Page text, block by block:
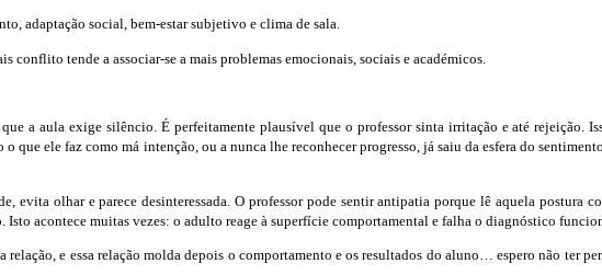
adaptação social, bem-estar subjetivo e clima de sala.
conflito tende a associar-se a mais problemas emocionais, sociais e académicos.
a aula exige silêncio. É perfeitamente plausível que o professor sinta irritação e até rejeição.
que ele faz como má intenção, ou a nunca lhe reconhecer progresso, já saiu da esfera do
evita olhar e parece desinteressada. O professor pode sentir antipatia porque lê aquela postura
acontece muitas vezes: o adulto reage à superfície comportamental e falha o diagnóstico
relação, e essa relação molda depois o comportamento e os resultados do aluno… espero não ter